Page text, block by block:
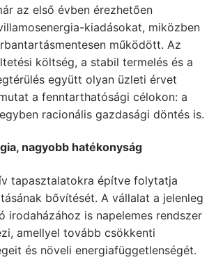
az első évben érezhetően
kiadásokat, miközben
működött. Az
költség, a stabil termelés és a
együtt olyan üzleti érvet
a fenntarthatósági célokon: a
racionális gazdasági döntés is.
nagyobb hatékonyság
tapasztalatokra építve folytatja
bővítését. A vállalat a jelenleg
irodaházához is napelemes rendszer
amellyel tovább csökkenti
és növeli energiafüggetlenségét.